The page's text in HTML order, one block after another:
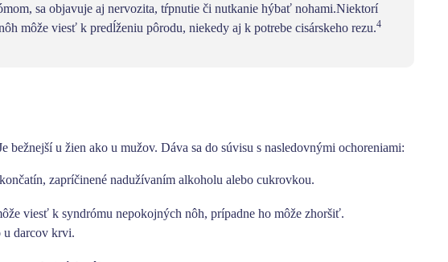
sa objavuje aj nervozita, tŕpnutie či nutkanie hýbať nohami.Niektorí
môže viesť k predĺženiu pôrodu, niekedy aj k potrebe cisárskeho rezu.4
u žien ako u mužov. Dáva sa do súvisu s nasledovnými ochoreniami:
zapríčinené nadužívaním alkoholu alebo cukrovkou.
viesť k syndrómu nepokojných nôh, prípadne ho môže zhoršiť.
u darcov krvi.